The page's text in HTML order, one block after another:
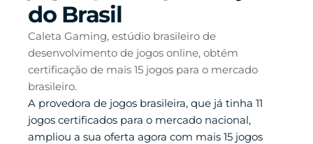
do Brasil
Caleta Gaming, estúdio brasileiro de
desenvolvimento de jogos online, obtém
certificação de mais 15 jogos para o mercado
brasileiro.
A provedora de jogos brasileira, que já tinha 11
jogos certificados para o mercado nacional,
ampliou a sua oferta agora com mais 15 jogos